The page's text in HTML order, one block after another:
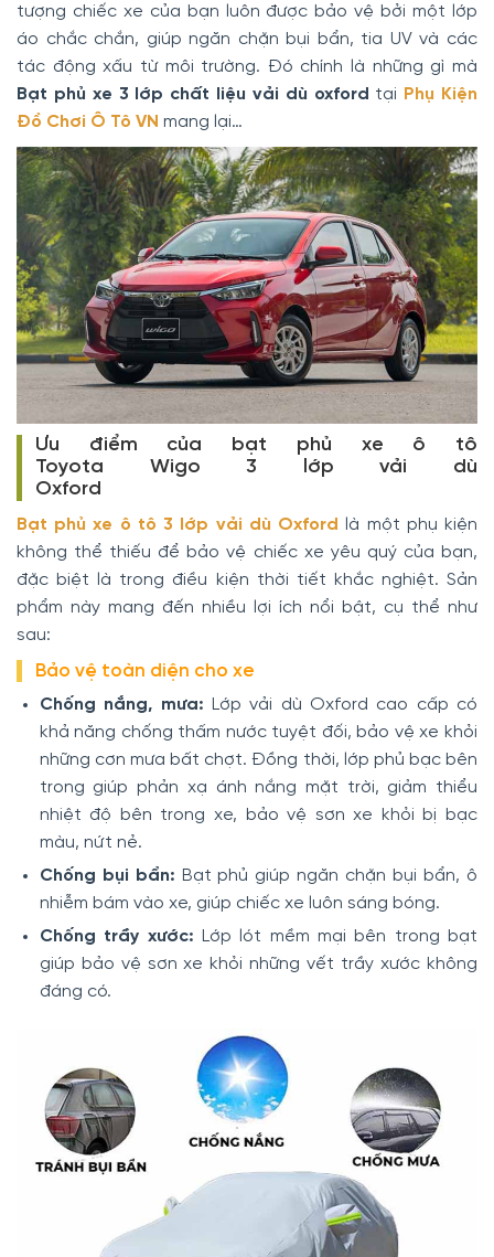
tượng chiếc xe của bạn luôn được bảo vệ bởi một lớp
áo chắc chắn, giúp ngăn chặn bụi bẩn, tia UV và các
tác động xấu từ môi trường. Đó chính là những gì mà
Bạt phủ xe 3 lớp chất liệu vải dù oxford tại Phụ Kiện
Đồ Chơi Ô Tô VN mang lại…
Ưu điểm của bạt phủ xe ô tô
Toyota Wigo 3 lớp vải dù
Oxford
Bạt phủ xe ô tô 3 lớp vải dù Oxford
là một phụ kiện
không thể thiếu để bảo vệ chiếc xe yêu quý của bạn,
đặc biệt là trong điều kiện thời tiết khắc nghiệt. Sản
phẩm này mang đến nhiều lợi ích nổi bật, cụ thể như
sau:
Bảo vệ toàn diện cho xe
Chống nắng, mưa: Lớp vải dù Oxford cao cấp có
khả năng chống thấm nước tuyệt đối, bảo vệ xe khỏi
những cơn mưa bất chợt. Đồng thời, lớp phủ bạc bên
trong giúp phản xạ ánh nắng mặt trời, giảm thiểu
nhiệt độ bên trong xe, bảo vệ sơn xe khỏi bị bạc
màu, nứt nẻ.
Chống bụi bẩn: Bạt phủ giúp ngăn chặn bụi bẩn, ô
nhiễm bám vào xe, giúp chiếc xe luôn sáng bóng.
Chống trầy xước: Lớp lót mềm mại bên trong bạt
giúp bảo vệ sơn xe khỏi những vết trầy xước không
đáng có.